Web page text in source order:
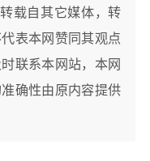
载自其它媒体，转
表本网赞同其观点
联系本网站，本网
确性由原内容提供